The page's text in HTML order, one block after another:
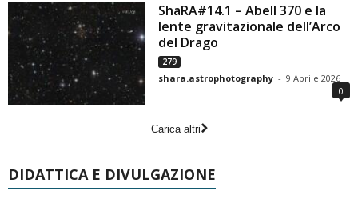
ShaRA#14.1 – Abell 370 e la
lente gravitazionale dell’Arco
del Drago
279
shara.astrophotography - 9 Aprile 2026
0
Carica altri
DIDATTICA E DIVULGAZIONE